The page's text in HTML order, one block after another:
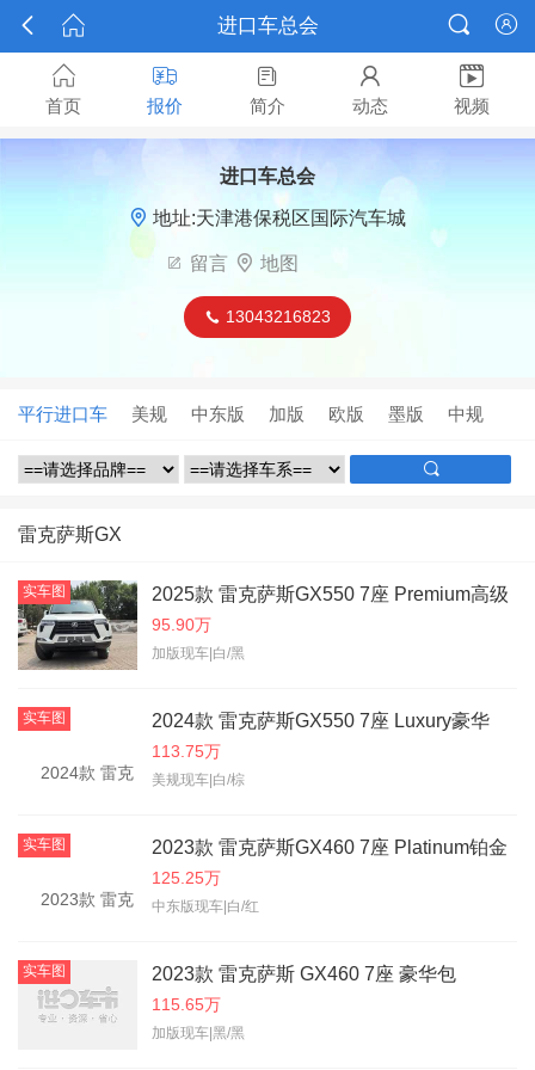
  进口车总会 


首页

报价

简介

动态

视频
进口车总会
 地址:天津港保税区国际汽车城
 留言  地图
 13043216823
平行进口车 美规 中东版 加版 欧版 墨版 中规

雷克萨斯GX
实车图 2025款 雷克萨斯GX550 7座 Premium高级
95.90万
加版现车|白/黑
实车图 2024款 雷克萨斯GX550 7座 Luxury豪华
113.75万
美规现车|白/棕
实车图 2023款 雷克萨斯GX460 7座 Platinum铂金
125.25万
中东版现车|白/红
实车图 2023款 雷克萨斯 GX460 7座 豪华包
115.65万
加版现车|黑/黑